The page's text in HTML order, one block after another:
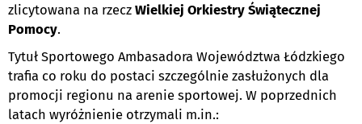
zlicytowana na rzecz Wielkiej Orkiestry Świątecznej
Pomocy.
Tytuł Sportowego Ambasadora Województwa Łódzkiego
trafia co roku do postaci szczególnie zasłużonych dla
promocji regionu na arenie sportowej. W poprzednich
latach wyróżnienie otrzymali m.in.: